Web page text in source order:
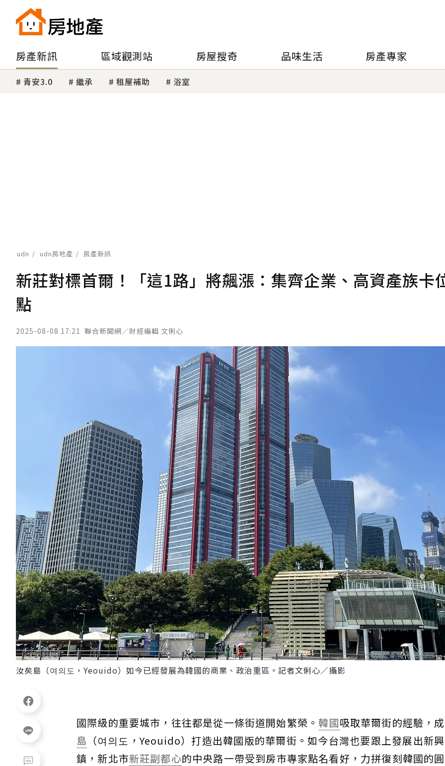
房產新訊 區域觀測站 房屋搜奇 品味生活 房產專家
青安3.0 繼承 租屋補助 浴室
udn udn房地產 房產新訊
新莊對標首爾！「這1路」將飆漲：集齊企業、高資產族卡
點
2025-08-08 17:21 聯合新聞網／財經編輯 文俐心
汝矣島（여의도，Yeouido）如今已經發展為韓國的商業、政治重區。記者文俐心／攝影
國際級的重要城市，往往都是從一條街道開始繁榮。韓國吸取華爾街的經驗，
島 （여의도，Yeouido）打造出韓國版的華爾街。如今台灣也要跟上發展出新
鎮，新北市新莊副都心的中央路一帶受到房市專家點名看好，力拼復刻韓國的